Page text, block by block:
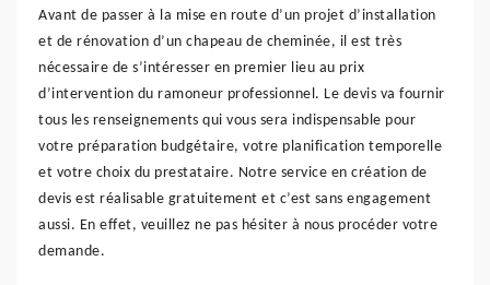
Avant de passer à la mise en route d’un projet d’installation
et de rénovation d’un chapeau de cheminée, il est très
nécessaire de s’intéresser en premier lieu au prix
d’intervention du ramoneur professionnel. Le devis va fournir
tous les renseignements qui vous sera indispensable pour
votre préparation budgétaire, votre planification temporelle
et votre choix du prestataire. Notre service en création de
devis est réalisable gratuitement et c’est sans engagement
aussi. En effet, veuillez ne pas hésiter à nous procéder votre
demande.